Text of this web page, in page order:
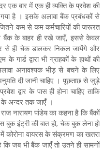
एक बार में एक ही व्यक्ति के प्रवेश की
है । इसके अलावा बैंक प्रबंधकों से
कम से कम कर्मचारियों की जरूरत
बैंक के बाहर ही रखे जाएँ, इससे केवल
से ही चेक डालकर निकल जायेंगे और
गार्ड द्वारा भी ग्राहकों के हाथों की
अनावश्यक भीड़ से बचने के लिए
दी जानी चाहिए । पूछताछ से जुड़े
द्वार के पास ही होना चाहिए ताकि
के अन्दर तक जाएँ ।
नारायण पांडेय का कहना है कि बैंकों
बुक इंट्री की बात हो, चेक बुक लेना हो
कोरोना वायरस के संक्रमण का खतरा
जब भी बैंक जाएँ तो उतने ही सामनों